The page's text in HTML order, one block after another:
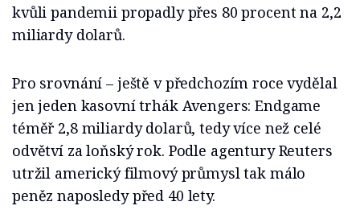
kvůli pandemii propadly přes 80 procent na 2,2
miliardy dolarů.
Pro srovnání – ještě v předchozím roce vydělal
jen jeden kasovní trhák Avengers: Endgame
téměř 2,8 miliardy dolarů, tedy více než celé
odvětví za loňský rok. Podle agentury Reuters
utržil americký filmový průmysl tak málo
peněz naposledy před 40 lety.